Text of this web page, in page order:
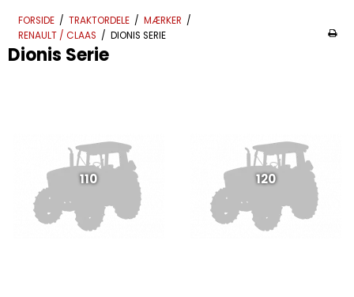
FORSIDE / TRAKTORDELE / MÆRKER /
RENAULT / CLAAS / DIONIS SERIE
Dionis Serie
110 120